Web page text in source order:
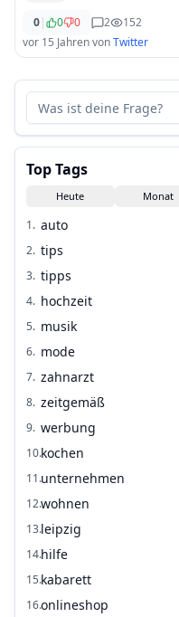
0| 0 0 2
152
vor 15 JahrenvonTwitter
Top Tags
Heute Monat
1. auto
2. tips
3. tipps
4. hochzeit
5. musik
6. mode
7. zahnarzt
8. zeitgemäß
9. werbung
10.kochen
11.unternehmen
12.wohnen
13.leipzig
14.hilfe
15.kabarett
16.onlineshop